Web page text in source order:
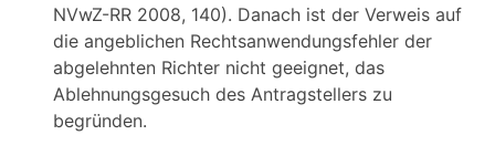
NVwZ-RR 2008, 140). Danach ist der Verweis auf
die angeblichen Rechtsanwendungsfehler der
abgelehnten Richter nicht geeignet, das
Ablehnungsgesuch des Antragstellers zu
begründen.